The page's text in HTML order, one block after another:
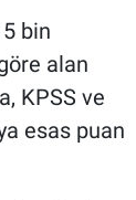
bin
alan
KPSS ve
esas puan